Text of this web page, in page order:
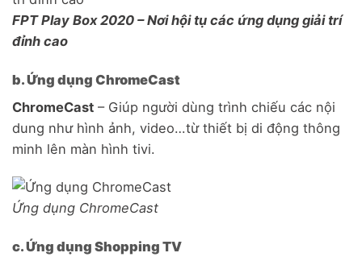
​FPT Play Box 2020 – Nơi hội tụ các ứng dụng giải trí
đỉnh cao
b. Ứng dụng ChromeCast
ChromeCast – Giúp người dùng trình chiếu các nội
dung như hình ảnh, video…từ thiết bị di động thông
minh lên màn hình tivi.
Ứng dụng ChromeCast
c. Ứng dụng Shopping TV